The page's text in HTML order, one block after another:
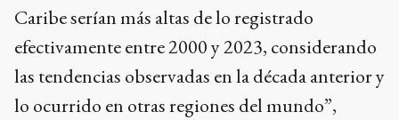
Caribe serían más altas de lo registrado
efectivamente entre 2000 y 2023, considerando
las tendencias observadas en la década anterior y
lo ocurrido en otras regiones del mundo”,